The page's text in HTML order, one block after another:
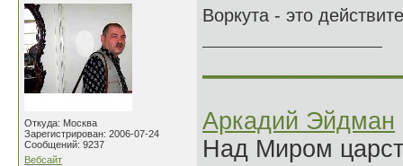
Откуда: Москва
Зарегистрирован: 2006-07-24
Сообщений: 9237
Вебсайт
Воркута - это
Аркадий Эйдман
Над Миром